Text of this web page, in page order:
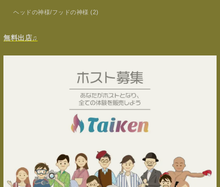
ヘッドの神様/フッドの神様 (2)
無料出店♫